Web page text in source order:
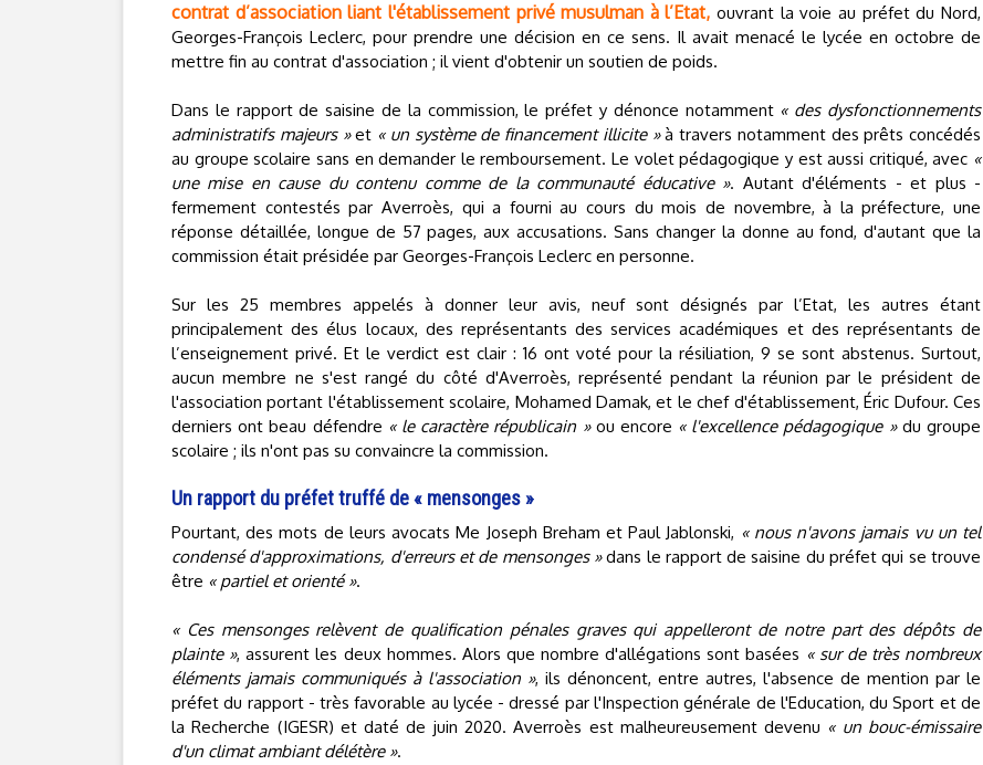
contrat d’association liant l'établissement privé musulman à l’Etat, ouvrant la voie au préfet du Nord,
Georges-François Leclerc, pour prendre une décision en ce sens. Il avait menacé le lycée en octobre de
mettre fin au contrat d'association ; il vient d'obtenir un soutien de poids.
Dans le rapport de saisine de la commission, le préfet y dénonce notamment « des dysfonctionnements
administratifs majeurs »et « un système de financement illicite »à travers notamment des prêts concédés
au groupe scolaire sans en demander le remboursement. Le volet pédagogique y est aussi critiqué, avec «
une mise en cause du contenu comme de la communauté éducative ». Autant d'éléments - et plus -
fermement contestés par Averroès, qui a fourni au cours du mois de novembre, à la préfecture, une
réponse détaillée, longue de 57 pages, aux accusations. Sans changer la donne au fond, d'autant que la
commission était présidée par Georges-François Leclerc en personne.
Sur les 25 membres appelés à donner leur avis, neuf sont désignés par l’Etat, les autres étant
principalement des élus locaux, des représentants des services académiques et des représentants de
l’enseignement privé. Et le verdict est clair : 16 ont voté pour la résiliation, 9 se sont abstenus. Surtout,
aucun membre ne s'est rangé du côté d'Averroès, représenté pendant la réunion par le président de
l'association portant l'établissement scolaire, Mohamed Damak, et le chef d'établissement, Éric Dufour. Ces
derniers ont beau défendre « le caractère républicain »ou encore « l'excellence pédagogique »du groupe
scolaire ; ils n'ont pas su convaincre la commission.
Un rapport du préfet truffé de « mensonges »
Pourtant, des mots de leurs avocats Me Joseph Breham et Paul Jablonski, « nous n'avons jamais vu un tel
condensé d'approximations, d'erreurs et de mensonges »dans le rapport de saisine du préfet qui se trouve
être « partiel et orienté ».
« Ces mensonges relèvent de qualification pénales graves qui appelleront de notre part des dépôts de
plainte », assurent les deux hommes. Alors que nombre d'allégations sont basées « sur de très nombreux
éléments jamais communiqués à l'association », ils dénoncent, entre autres, l'absence de mention par le
préfet du rapport - très favorable au lycée - dressé par l'Inspection générale de l'Education, du Sport et de
la Recherche (IGESR) et daté de juin 2020. Averroès est malheureusement devenu « un bouc-émissaire
d'un climat ambiant délétère ».